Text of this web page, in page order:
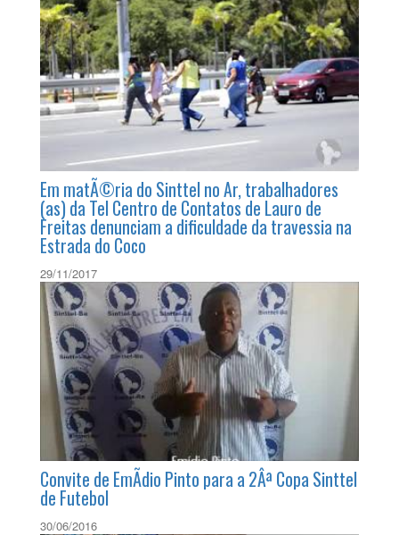
MatÃ©ria sobre aumento do nÃºmero de
processos de trabalhadores em call center
destaca atuaÃ§Ã£o do Sinttel Bahia
29/01/2018
Em matÃ©ria do Sinttel no Ar, trabalhadores
(as) da Tel Centro de Contatos de Lauro de
Freitas denunciam a dificuldade da travessia na
Estrada do Coco
29/11/2017